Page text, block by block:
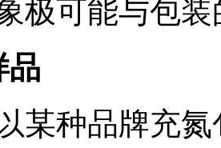
极可能与包
品
某种品牌充